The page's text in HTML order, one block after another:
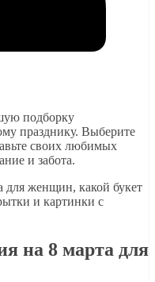
подборку
празднику. Выберите
своих любимых
и забота.
на 8 марта для